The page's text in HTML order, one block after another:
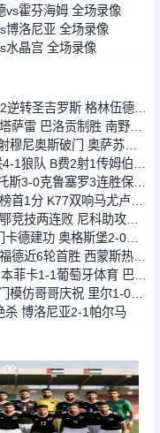
vs霍芬海姆 全场录像
博洛尼亚 全场录像
水晶宫 全场录像
杀 博洛尼亚2-1帕尔马
09